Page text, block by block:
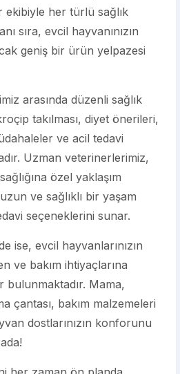
her türlü sağlık
sıra, evcil hayvanınızın
geniş bir ürün yelpazesi
arasında düzenli sağlık
takılması, diyet önerileri,
ve acil tedavi
Uzman veterinerlerimiz,
özel yaklaşım
ve sağlıklı bir yaşam
seçeneklerini sunar.
ise, evcil hayvanlarınızın
ve bakım ihtiyaçlarına
Mama,
çantası, bakım malzemeleri
dostlarınızın konforunu